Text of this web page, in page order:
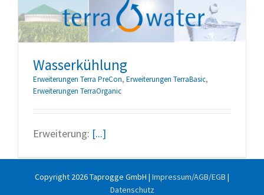
Wasserkühlung
Erweiterungen Terra PreCon, Erweiterungen TerraBasic,
Erweiterungen TerraOrganic
Erweiterung: [...]
Copyright 2026 Taprogge GmbH | Impressum/AGB/EGB |
Datenschutz